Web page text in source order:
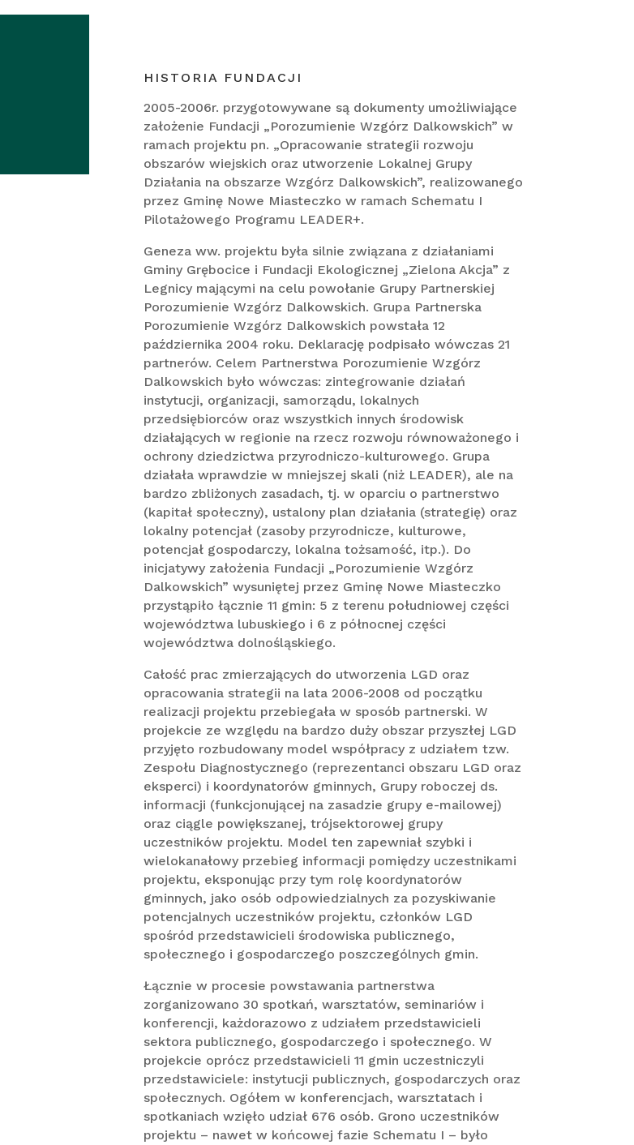
HISTORIA FUNDACJI
2005-2006r. przygotowywane są dokumenty umożliwiające
założenie Fundacji „Porozumienie Wzgórz Dalkowskich” w
ramach projektu pn. „Opracowanie strategii rozwoju
obszarów wiejskich oraz utworzenie Lokalnej Grupy
Działania na obszarze Wzgórz Dalkowskich”, realizowanego
przez Gminę Nowe Miasteczko w ramach Schematu I
Pilotażowego Programu LEADER+.
Geneza ww. projektu była silnie związana z działaniami
Gminy Grębocice i Fundacji Ekologicznej „Zielona Akcja” z
Legnicy mającymi na celu powołanie Grupy Partnerskiej
Porozumienie Wzgórz Dalkowskich. Grupa Partnerska
Porozumienie Wzgórz Dalkowskich powstała 12
października 2004 roku. Deklarację podpisało wówczas 21
partnerów. Celem Partnerstwa Porozumienie Wzgórz
Dalkowskich było wówczas: zintegrowanie działań
instytucji, organizacji, samorządu, lokalnych
przedsiębiorców oraz wszystkich innych środowisk
działających w regionie na rzecz rozwoju równoważonego i
ochrony dziedzictwa przyrodniczo-kulturowego. Grupa
działała wprawdzie w mniejszej skali (niż LEADER), ale na
bardzo zbliżonych zasadach, tj. w oparciu o partnerstwo
(kapitał społeczny), ustalony plan działania (strategię) oraz
lokalny potencjał (zasoby przyrodnicze, kulturowe,
potencjał gospodarczy, lokalna tożsamość, itp.). Do
inicjatywy założenia Fundacji „Porozumienie Wzgórz
Dalkowskich” wysuniętej przez Gminę Nowe Miasteczko
przystąpiło łącznie 11 gmin: 5 z terenu południowej części
województwa lubuskiego i 6 z północnej części
województwa dolnośląskiego.
Całość prac zmierzających do utworzenia LGD oraz
opracowania strategii na lata 2006-2008 od początku
realizacji projektu przebiegała w sposób partnerski. W
projekcie ze względu na bardzo duży obszar przyszłej LGD
przyjęto rozbudowany model współpracy z udziałem tzw.
Zespołu Diagnostycznego (reprezentanci obszaru LGD oraz
eksperci) i koordynatorów gminnych, Grupy roboczej ds.
informacji (funkcjonującej na zasadzie grupy e-mailowej)
oraz ciągle powiększanej, trójsektorowej grupy
uczestników projektu. Model ten zapewniał szybki i
wielokanałowy przebieg informacji pomiędzy uczestnikami
projektu, eksponując przy tym rolę koordynatorów
gminnych, jako osób odpowiedzialnych za pozyskiwanie
potencjalnych uczestników projektu, członków LGD
spośród przedstawicieli środowiska publicznego,
społecznego i gospodarczego poszczególnych gmin.
Łącznie w procesie powstawania partnerstwa
zorganizowano 30 spotkań, warsztatów, seminariów i
konferencji, każdorazowo z udziałem przedstawicieli
sektora publicznego, gospodarczego i społecznego. W
projekcie oprócz przedstawicieli 11 gmin uczestniczyli
przedstawiciele: instytucji publicznych, gospodarczych oraz
społecznych. Ogółem w konferencjach, warsztatach i
spotkaniach wzięło udział 676 osób. Grono uczestników
projektu – nawet w końcowej fazie Schematu I – było